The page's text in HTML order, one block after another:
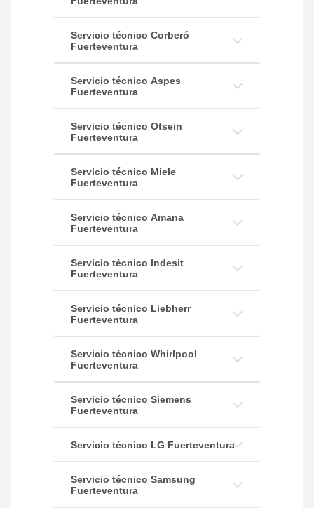
Servicio técnico Corberó
Fuerteventura
Servicio técnico Aspes
Fuerteventura
Servicio técnico Otsein
Fuerteventura
Servicio técnico Miele
Fuerteventura
Servicio técnico Amana
Fuerteventura
Servicio técnico Indesit
Fuerteventura
Servicio técnico Liebherr
Fuerteventura
Servicio técnico Whirlpool
Fuerteventura
Servicio técnico Siemens
Fuerteventura
Servicio técnico LG Fuerteventura
Servicio técnico Samsung
Fuerteventura